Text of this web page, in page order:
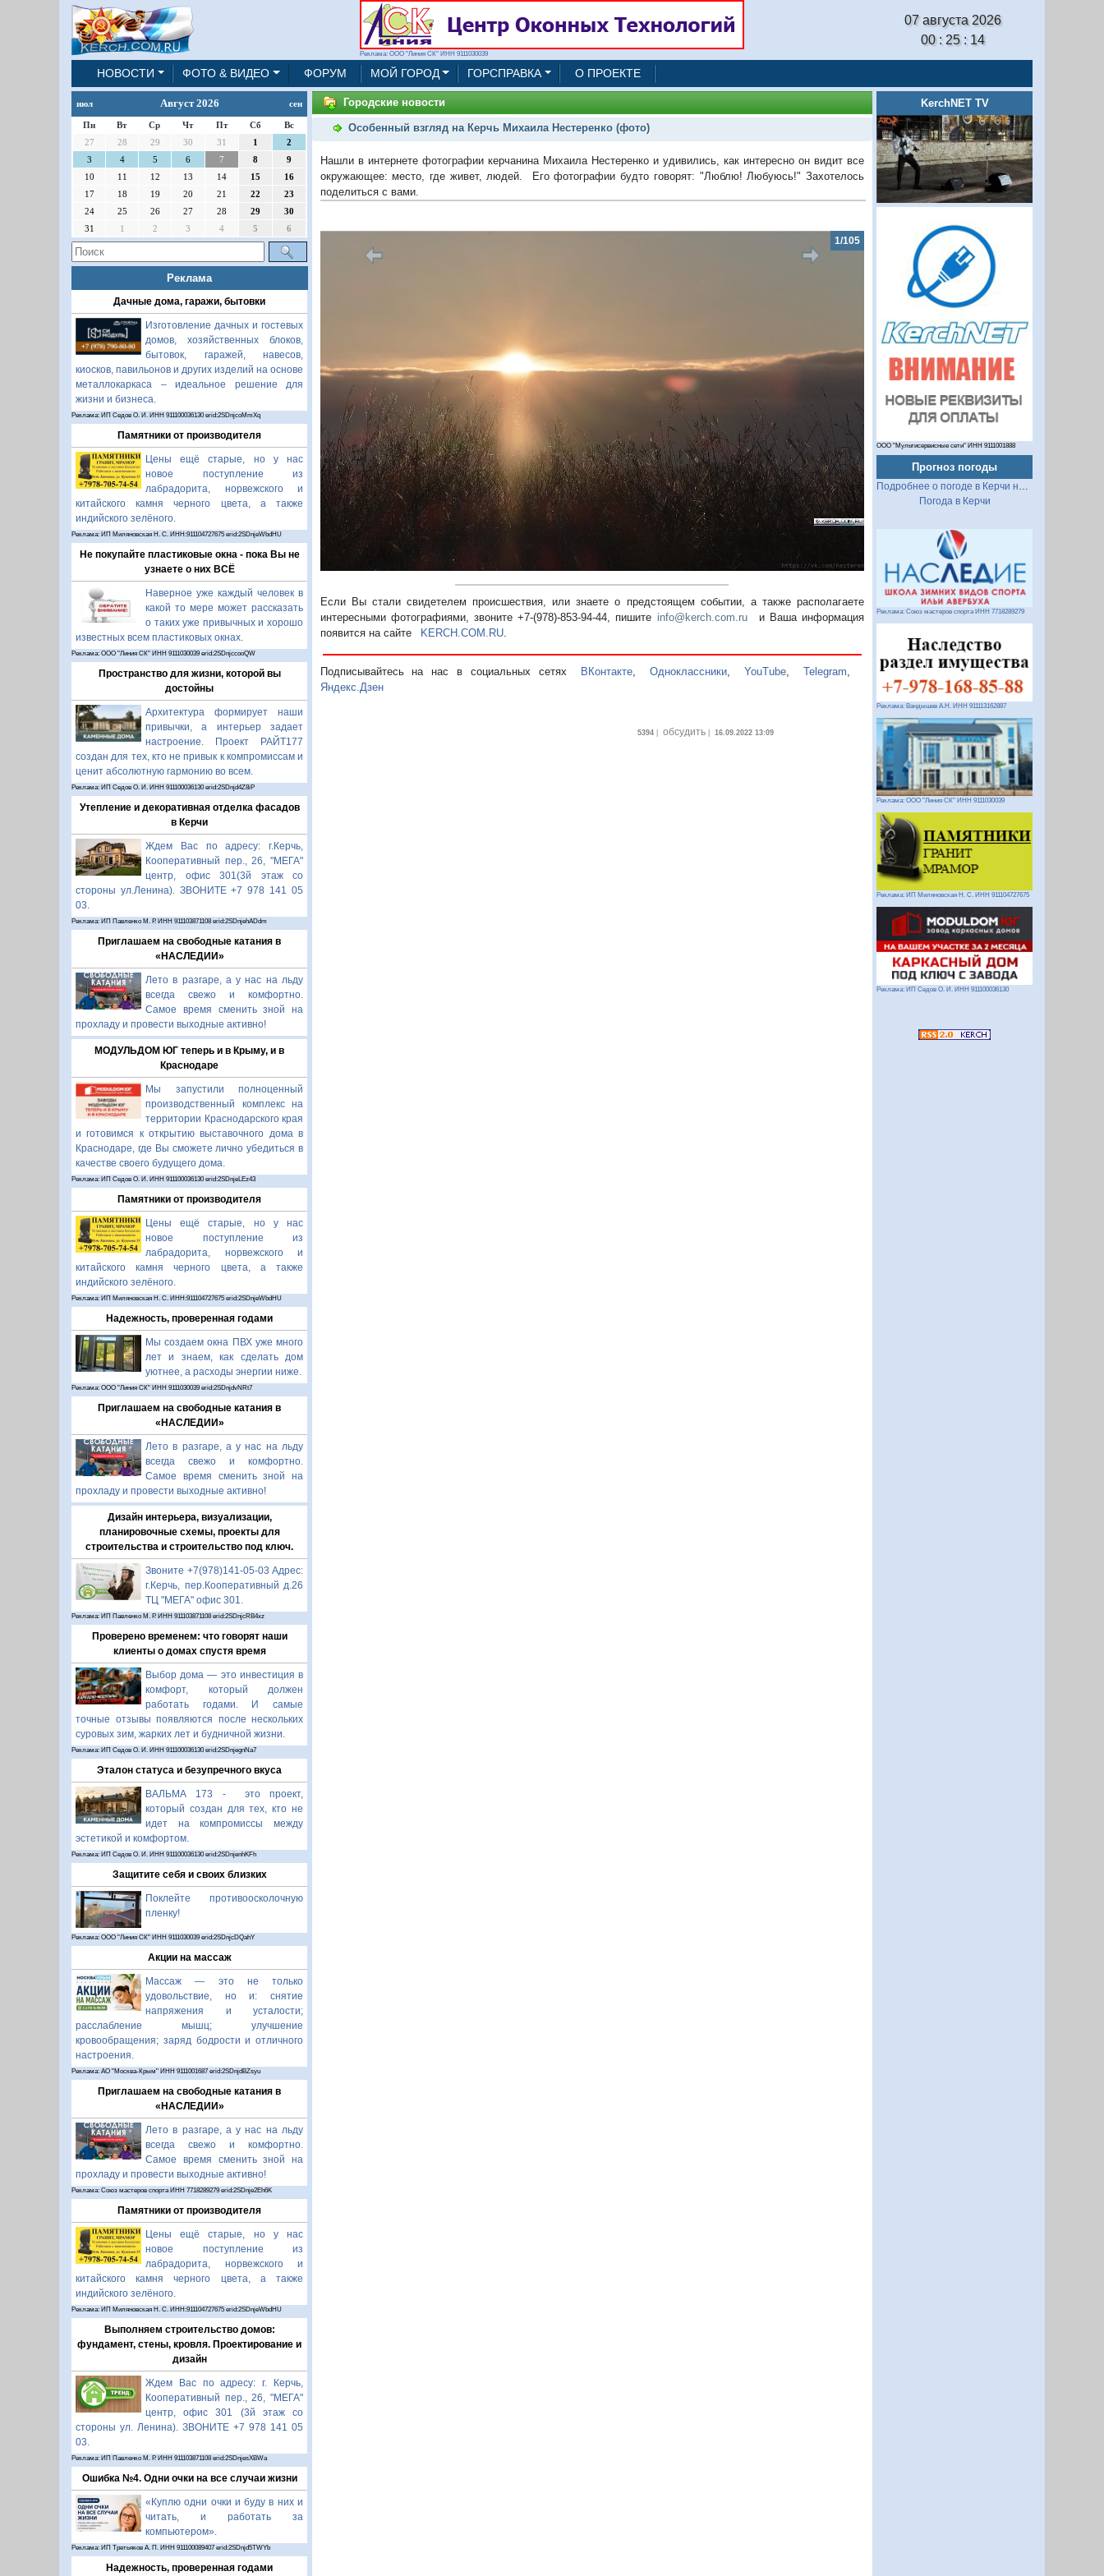
Реклама: ООО "Линия СК" ИНН 9111030039
07 августа 2026
00 : 25 : 14
НОВОСТИ ФОТО & ВИДЕО ФОРУМ МОЙ ГОРОД ГОРСПРАВКА О ПРОЕКТЕ
июл Август 2026 сен
Пн Вт Ср Чт Пт Сб
Вс
27
28 29 30 31 1
2
3
4 5 6 7 8
9
10
11 12 13 14 15
16
17
18 19 20 21 22
23
24
25 26 27 28 29
30
31
1 2 3 4 5 6
Реклама
Дачные дома, гаражи, бытовки
Изготовление дачных и гостевых
домов, хозяйственных блоков,
бытовок, гаражей, навесов,
киосков, павильонов и других изделий на основе
металлокаркаса – идеальное решение для
жизни и бизнеса.
Реклама: ИП Седов О. И. ИНН 911100036130 erid:2SDnjcoMmXq
Памятники от производителя
Цены ещё старые, но у нас
новое поступление из
лабрадорита, норвежского и
китайского камня черного цвета, а также
индийского зелёного.
Реклама: ИП Миляновская Н. С. ИНН:911104727675 erid:2SDnjeWbdHU
Не покупайте пластиковые окна - пока Вы не
узнаете о них ВСЁ
Наверное уже каждый человек в
какой то мере может рассказать
о таких уже привычных и хорошо
известных всем пластиковых окнах.
Реклама: ООО "Линия СК" ИНН 9111030039 erid:2SDnjccooQW
Пространство для жизни, которой вы
достойны
Архитектура формирует наши
привычки, а интерьер задает
настроение. Проект РАЙТ177
создан для тех, кто не привык к компромиссам и
ценит абсолютную гармонию во всем.
Реклама: ИП Седов О. И. ИНН 911100036130 erid:2SDnjd4Z8iP
Утепление и декоративная отделка фасадов
в Керчи
Ждем Вас по адресу: г.Керчь,
Кооперативный пер., 26, "МЕГА"
центр, офис 301(3й этаж со
стороны ул.Ленина). ЗВОНИТЕ +7 978 141 05
03.
Реклама: ИП Павленко М. Р. ИНН 911103871108 erid:2SDnjehADdm
Приглашаем на свободные катания в
«НАСЛЕДИИ»
Лето в разгаре, а у нас на льду
всегда свежо и комфортно.
Самое время сменить зной на
прохладу и провести выходные активно!
МОДУЛЬДОМ ЮГ теперь и в Крыму, и в
Краснодаре
Мы запустили полноценный
производственный комплекс на
территории Краснодарского края
и готовимся к открытию выставочного дома в
Краснодаре, где Вы сможете лично убедиться в
качестве своего будущего дома.
Реклама: ИП Седов О. И. ИНН 911100036130 erid:2SDnjeLEz43
Памятники от производителя
Цены ещё старые, но у нас
новое поступление из
лабрадорита, норвежского и
китайского камня черного цвета, а также
индийского зелёного.
Реклама: ИП Миляновская Н. С. ИНН:911104727675 erid:2SDnjeWbdHU
Надежность, проверенная годами
Мы создаем окна ПВХ уже много
лет и знаем, как сделать дом
уютнее, а расходы энергии ниже.
Реклама: ООО "Линия СК" ИНН 9111030039 erid:2SDnjdvNRt7
Приглашаем на свободные катания в
«НАСЛЕДИИ»
Лето в разгаре, а у нас на льду
всегда свежо и комфортно.
Самое время сменить зной на
прохладу и провести выходные активно!
Дизайн интерьера, визуализации,
планировочные схемы, проекты для
строительства и строительство под ключ.
Звоните +7(978)141-05-03 Адрес:
г.Керчь, пер.Кооперативный д.26
ТЦ "МЕГА" офис 301.
Реклама: ИП Павленко М. Р. ИНН 911103871108 erid:2SDnjcRB4xz
Проверено временем: что говорят наши
клиенты о домах спустя время
Выбор дома — это инвестиция в
комфорт, который должен
работать годами. И самые
точные отзывы появляются после нескольких
суровых зим, жарких лет и будничной жизни.
Реклама: ИП Седов О. И. ИНН 911100036130 erid:2SDnjegnNa7
Эталон статуса и безупречного вкуса
ВАЛЬМА 173 - это проект,
который создан для тех, кто не
идет на компромиссы между
эстетикой и комфортом.
Реклама: ИП Седов О. И. ИНН 911100036130 erid:2SDnjenhKFh
Защитите себя и своих близких
Поклейте противоосколочную
пленку!
Реклама: ООО "Линия СК" ИНН 9111030039 erid:2SDnjcDQahY
Акции на массаж
Массаж — это не только
удовольствие, но и: снятие
напряжения и усталости;
расслабление мышц; улучшение
кровообращения; заряд бодрости и отличного
настроения.
Реклама: АО "Москва-Крым" ИНН 9111001687 erid:2SDnjdBZsyu
Приглашаем на свободные катания в
«НАСЛЕДИИ»
Лето в разгаре, а у нас на льду
всегда свежо и комфортно.
Самое время сменить зной на
прохладу и провести выходные активно!
Реклама: Союз мастеров спорта ИНН 7718289279 erid:2SDnje2Eh6K
Памятники от производителя
Цены ещё старые, но у нас
новое поступление из
лабрадорита, норвежского и
китайского камня черного цвета, а также
индийского зелёного.
Реклама: ИП Миляновская Н. С. ИНН:911104727675 erid:2SDnjeWbdHU
Выполняем строительство домов:
фундамент, стены, кровля. Проектирование и
дизайн
Ждем Вас по адресу: г. Керчь,
Кооперативный пер., 26, "МЕГА"
центр, офис 301 (3й этаж со
стороны ул. Ленина). ЗВОНИТЕ +7 978 141 05
03.
Реклама: ИП Павленко М. Р. ИНН 911103871108 erid:2SDnjesXBWa
Ошибка №4. Одни очки на все случаи жизни
«Куплю одни очки и буду в них и
читать, и работать за
компьютером».
Реклама: ИП Третьяков А. П. ИНН 911100089407 erid:2SDnjd5TWYb
Надежность, проверенная годами
Городские новости
Особенный взгляд на Керчь Михаила Нестеренко (фото)
Нашли в интернете фотографии керчанина Михаила Нестеренко и удивились, как интересно он видит все
окружающее: место, где живет, людей. Его фотографии будто говорят: "Люблю! Любуюсь!" Захотелось
поделиться с вами.
Предыдущий Следующий
Если Вы стали свидетелем происшествия, или знаете о предстоящем событии, а также располагаете
интересными фотографиями, звоните +7-(978)-853-94-44, пишите info@kerch.com.ru и Ваша информация
появится на сайте KERCH.COM.RU.
Подписывайтесь на нас в социальных сетях ВКонтакте Одноклассники ,YouTube ,Telegram
Яндекс.Дзен
5394| обсудить| 16.09.2022 13:09
KerchNET TV
ООО "Мультисервисные сети" ИНН 9111001888
Прогноз погоды
Подробнее о погоде в Керчи на 2 недели
Погода в Керчи
Реклама: Союз мастеров спорта ИНН 7718289279
Реклама: Вандышев А.Н. ИНН 911113162887
Реклама: ООО "Линия СК" ИНН 9111030039
Реклама: ИП Миляновская Н. С. ИНН 911104727675
Реклама: ИП Седов О. И. ИНН 911100036130